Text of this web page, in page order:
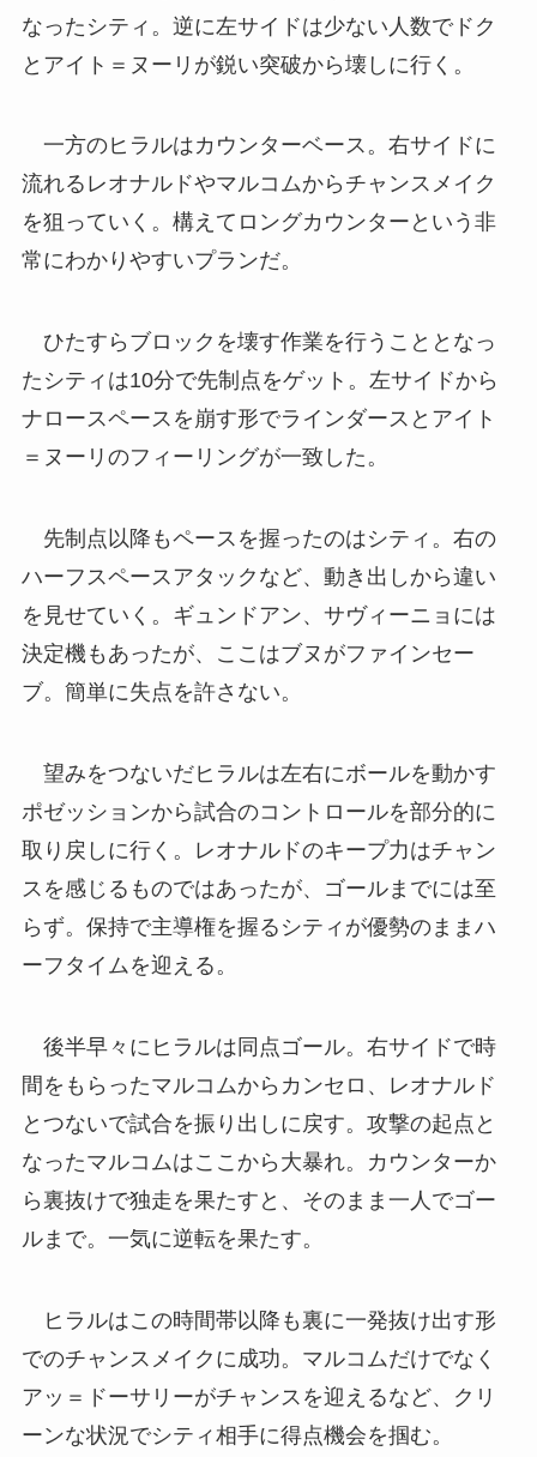
なったシティ。逆に左サイドは少ない人数でドク
とアイト＝ヌーリが鋭い突破から壊しに行く。
一方のヒラルはカウンターベース。右サイドに
流れるレオナルドやマルコムからチャンスメイク
を狙っていく。構えてロングカウンターという非
常にわかりやすいプランだ。
ひたすらブロックを壊す作業を行うこととなっ
たシティは10分で先制点をゲット。左サイドから
ナロースペースを崩す形でラインダースとアイト
＝ヌーリのフィーリングが一致した。
先制点以降もペースを握ったのはシティ。右の
ハーフスペースアタックなど、動き出しから違い
を見せていく。ギュンドアン、サヴィーニョには
決定機もあったが、ここはブヌがファインセー
ブ。簡単に失点を許さない。
望みをつないだヒラルは左右にボールを動かす
ポゼッションから試合のコントロールを部分的に
取り戻しに行く。レオナルドのキープ力はチャン
スを感じるものではあったが、ゴールまでには至
らず。保持で主導権を握るシティが優勢のままハ
ーフタイムを迎える。
後半早々にヒラルは同点ゴール。右サイドで時
間をもらったマルコムからカンセロ、レオナルド
とつないで試合を振り出しに戻す。攻撃の起点と
なったマルコムはここから大暴れ。カウンターか
ら裏抜けで独走を果たすと、そのまま一人でゴー
ルまで。一気に逆転を果たす。
ヒラルはこの時間帯以降も裏に一発抜け出す形
でのチャンスメイクに成功。マルコムだけでなく
アッ＝ドーサリーがチャンスを迎えるなど、クリ
ーンな状況でシティ相手に得点機会を掴む。